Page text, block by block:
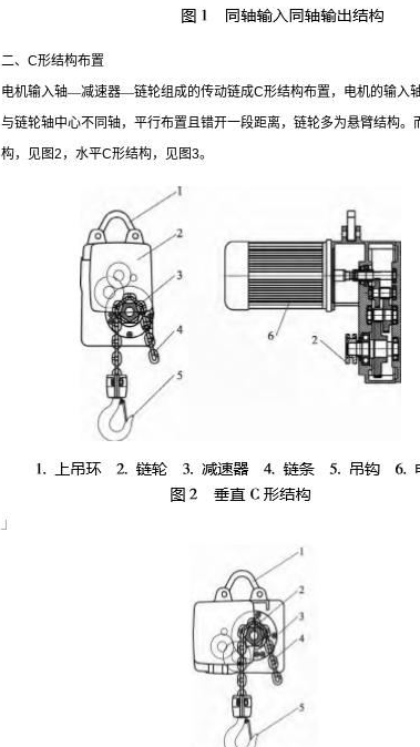
二、 C形结构布置
电机输入轴—减速器—链轮组成的传动链成C形结构布置，电机的输入
与链轮轴中心不同轴，平行布置且错开一段距离，链轮多为悬臂结构。
构，见图2 ，水平C形结构，见图3。